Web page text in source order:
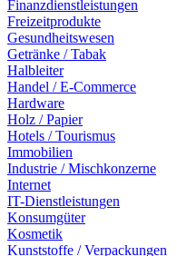
Finanzdienstleistungen
Freizeitprodukte
Gesundheitswesen
Getränke / Tabak
Halbleiter
Handel / E-Commerce
Hardware
Holz / Papier
Hotels / Tourismus
Immobilien
Industrie / Mischkonzerne
Internet
IT-Dienstleistungen
Konsumgüter
Kosmetik
Kunststoffe / Verpackungen